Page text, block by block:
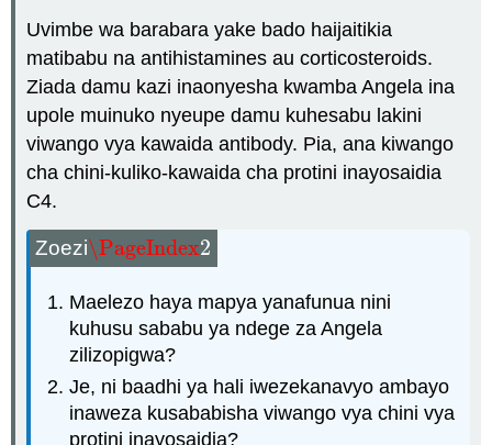
Uvimbe wa barabara yake bado haijaitikia
matibabu na antihistamines au corticosteroids.
Ziada damu kazi inaonyesha kwamba Angela ina
upole muinuko nyeupe damu kuhesabu lakini
viwango vya kawaida antibody. Pia, ana kiwango
cha chini-kuliko-kawaida cha protini inayosaidia
C4.
Zoezi\PageIndex2
\PageIndex2
Maelezo haya mapya yanafunua nini
kuhusu sababu ya ndege za Angela
zilizopigwa?
Je, ni baadhi ya hali iwezekanavyo ambayo
inaweza kusababisha viwango vya chini vya
protini inayosaidia?